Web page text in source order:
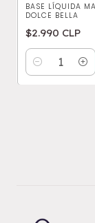
BASE LÍQUIDA
DOLCE BELLA
$2.990 CLP
Cantidad